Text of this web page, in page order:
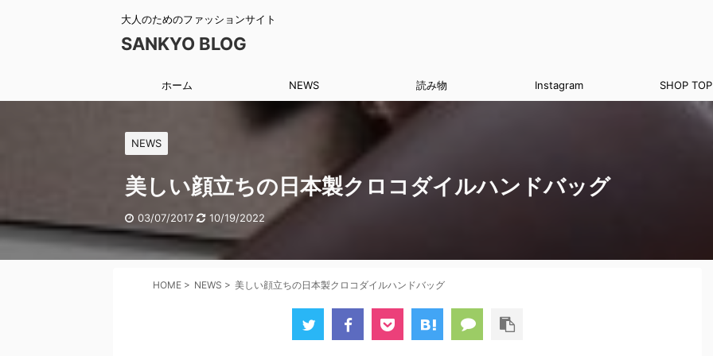
大人のためのファッションサイト
SANKYO BLOG
ホーム NEWS 読み物 Instagram SHOP TOP
NEWS
美しい顔立ちの日本製クロコダイルハンドバッグ
03/07/2017 10/19/2022
HOME > NEWS > 美しい顔立ちの日本製クロコダイルハンドバッグ